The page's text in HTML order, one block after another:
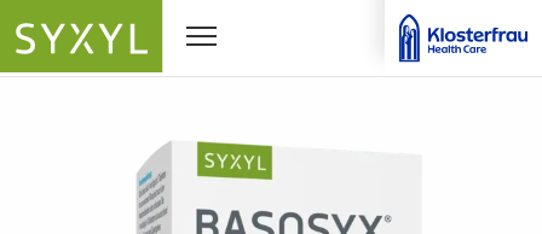
Navigationssichtbarkeit umschalten